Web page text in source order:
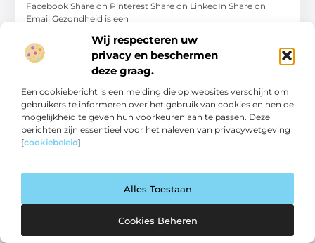
Wij respecteren uw
privacy en beschermen
deze graag.
Een cookiebericht is een melding die op websites verschijnt om
gebruikers te informeren over het gebruik van cookies en hen de
mogelijkheid te geven hun voorkeuren aan te passen. Deze
berichten zijn essentieel voor het naleven van privacywetgeving
[cookiebeleid].
Alles Toestaan
Cookies Beheren
Facebook Share on Pinterest Share on LinkedIn Share on
Email Gezondheid is een
Aanbiedingen
producten, must-haves en lifestyle tips.